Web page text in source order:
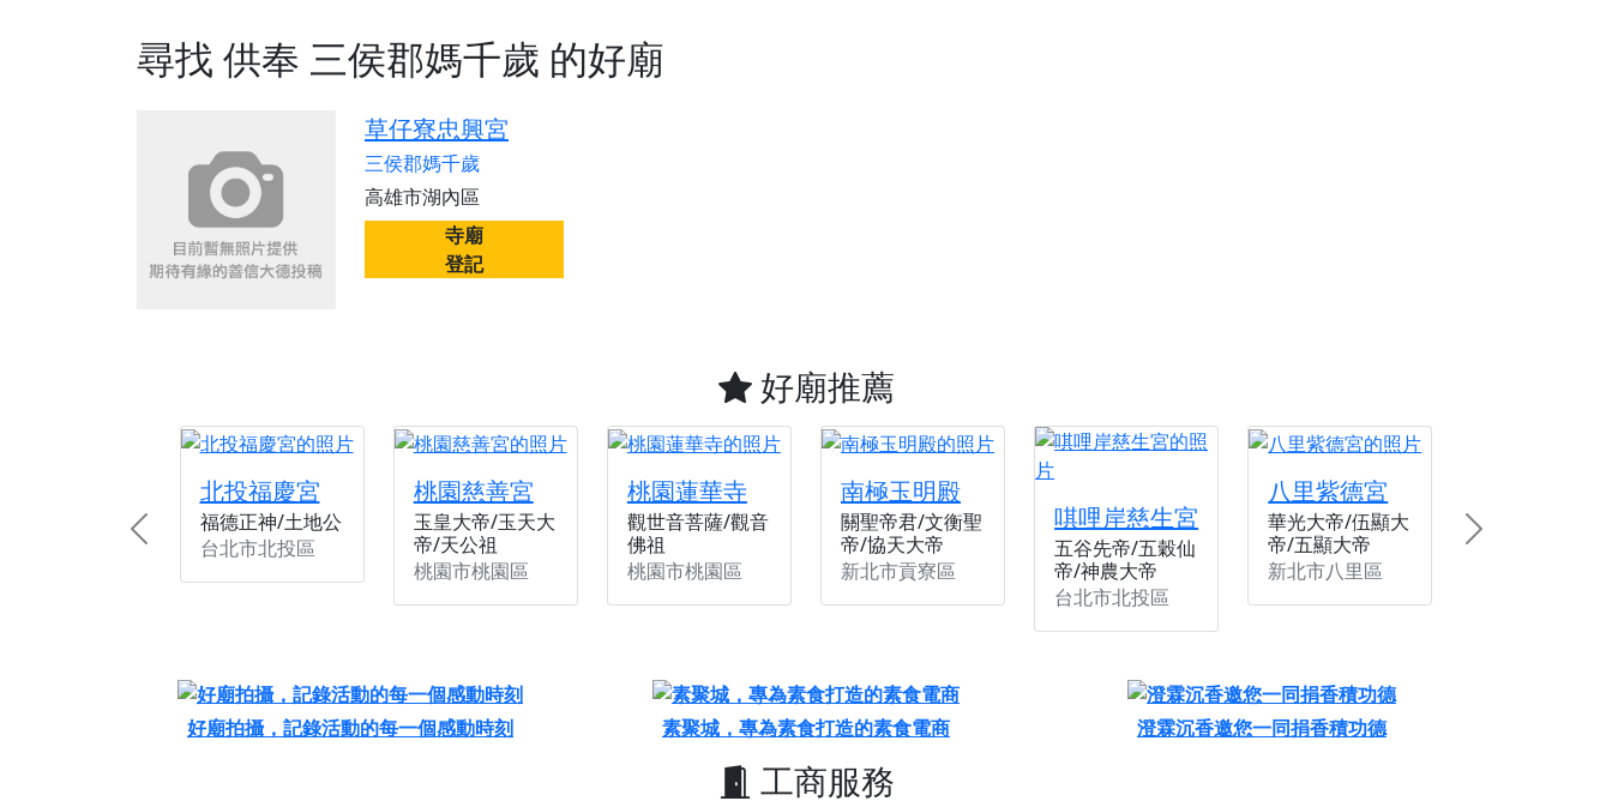
【桃園龜山 慈恩宮】丙午年慶讚中元普渡法會，正是讓我們用善念與功德，迴向冥陽兩利、闔家平安的殊勝因緣。
【台北北投金虎爺會】父親節陪爸爸一起闖關趣，邀請大小朋友一起留下珍貴的家庭回憶
【新北八里 紫德宮】父親節奉茶感恩活動，一杯茶，一份心意；一句感謝，一生難忘。
【桃園新屋 深圳玄天宮】農曆七月擴大犒軍科儀，吉祥月不只有普渡祈福，也有一份感謝守護的虔誠心意
【桃園新屋 深圳玄天宮】七娘媽聖誕祝壽慶典，誠摯邀請十方善信大德攜家帶眷前來參香，共同向七娘媽祝壽祈福
【桃園慈善宮(天公廟)】虎爺元帥 開光大典，祈求虎爺神威護持，庇佑闔家平安、財運亨通、事業順遂、百邪退散。
尋找 供奉 三侯郡媽千歲 的好廟
草仔寮忠興宮
三侯郡媽千歲
高雄市湖內區
寺廟
登記
好廟推薦
北投福慶宮
福德正神/土地公
台北市北投區
桃園慈善宮
玉皇大帝/玉天大
帝/天公祖
桃園市桃園區
桃園蓮華寺
觀世音菩薩/觀音
佛祖
桃園市桃園區
南極玉明殿
關聖帝君/文衡聖
帝/協天大帝
新北市貢寮區
唭哩岸慈生宮
五谷先帝/五穀仙
帝/神農大帝
台北市北投區
八里紫德宮
華光大帝/伍顯大
帝/五顯大帝
新北市八里區
Previous Next
好廟拍攝，記錄活動的每一個感動時刻 素聚城，專為素食打造的素食電商 澄霖沉香邀您一同捐香積功德
工商服務